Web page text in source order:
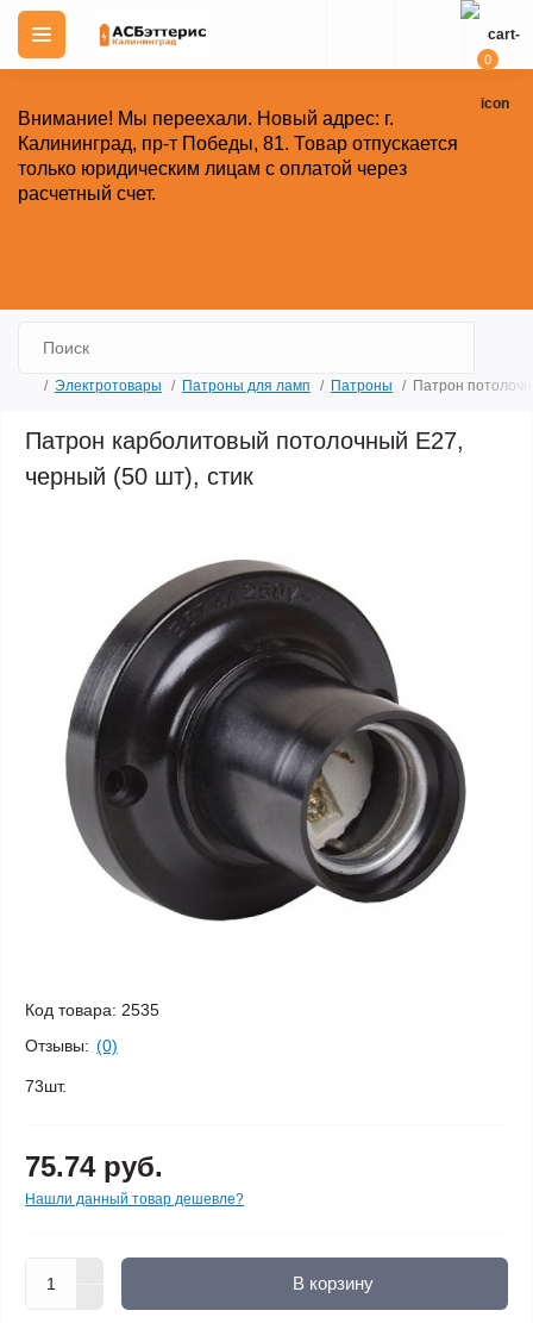
Внимание! Мы переехали. Новый адрес: г.
Калининград, пр-т Победы, 81. Товар отпускается
только юридическим лицам с оплатой через
расчетный счет.
0
Электротовары Патроны для ламп Патроны Патрон
Патрон карболитовый потолочный Е27,
черный (50 шт), стик
Код товара: 2535
Отзывы: (0)
73шт.
75.74 руб.
Нашли данный товар дешевле?
В корзину